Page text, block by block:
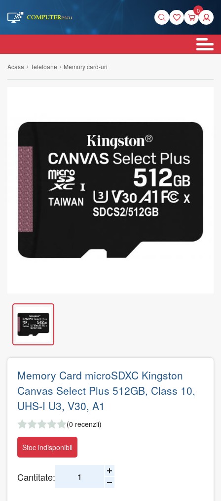
0
Acasa / Telefoane / Memory card-uri
Memory Card microSDXC Kingston
Canvas Select Plus 512GB, Class 10,
UHS-I U3, V30, A1
(0 recenzii)
Stoc indisponibil
Cantitate: